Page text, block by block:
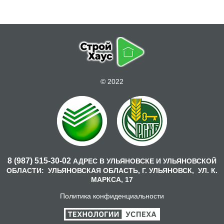
© 2022
8 (987) 515-30-02 АДРЕС В УЛЬЯНОВСКЕ И УЛЬЯНОВСКОЙ
ОБЛАСТИ: УЛЬЯНОВСКАЯ ОБЛАСТЬ, Г. УЛЬЯНОВСК, УЛ. К.
МАРКСА, 17
Политика конфиденциальности